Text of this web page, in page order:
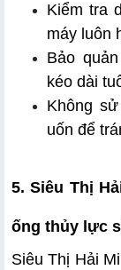
Kiểm tra
máy luôn
Bảo
kéo dài
Không
uốn để
5. Siêu Thị
ống thủy lực
Siêu Thị Hải